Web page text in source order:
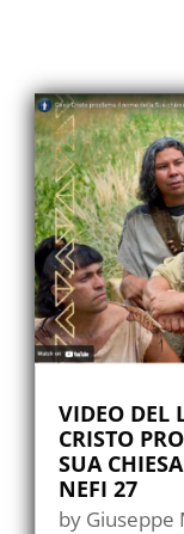
VIDEO DEL
CRISTO
SUA
NEFI 27
by Giuseppe